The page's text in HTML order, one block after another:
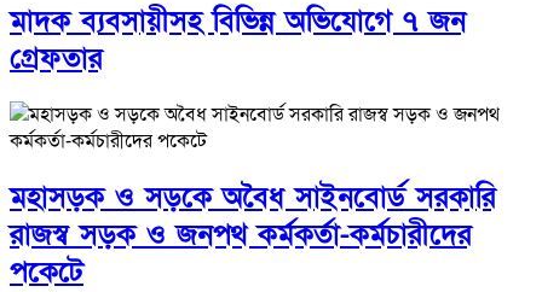
মাদক ব্যবসায়ীসহ বিভিন্ন অভিযোগে ৭ জন
গ্রেফতার
মহাসড়ক ও সড়কে অবৈধ সাইনবোর্ড সরকারি
রাজস্ব সড়ক ও জনপথ কর্মকর্তা-কর্মচারীদের
পকেটে